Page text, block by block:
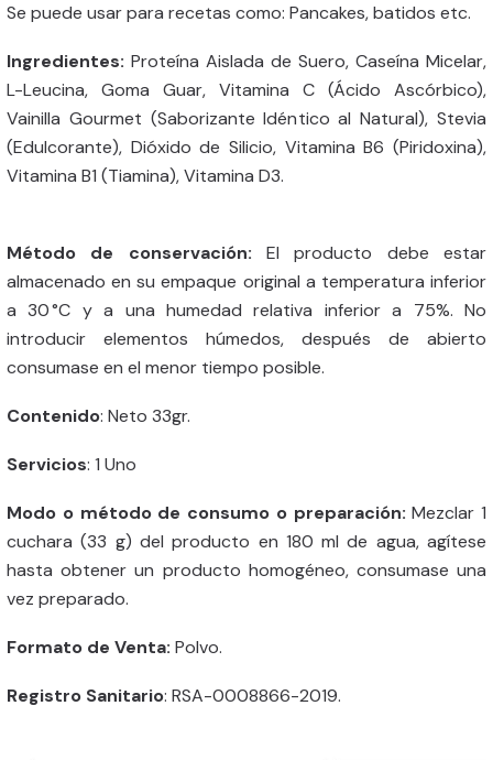
Se puede usar para recetas como: Pancakes, batidos etc.
Ingredientes: Proteína Aislada de Suero, Caseína Micelar,
L-Leucina, Goma Guar, Vitamina C (Ácido Ascórbico),
Vainilla Gourmet (Saborizante Idéntico al Natural), Stevia
(Edulcorante), Dióxido de Silicio, Vitamina B6 (Piridoxina),
Vitamina B1 (Tiamina), Vitamina D3.
Método de conservación: El producto debe estar
almacenado en su empaque original a temperatura inferior
a 30 °C y a una humedad relativa inferior a 75%. No
introducir elementos húmedos, después de abierto
consumase en el menor tiempo posible.
Contenido: Neto 33gr.
Servicios: 1 Uno
Modo o método de consumo o preparación:Mezclar 1
cuchara (33 g) del producto en 180 ml de agua, agítese
hasta obtener un producto homogéneo, consumase una
vez preparado.
Formato de Venta: Polvo.
Registro Sanitario: RSA-0008866-2019.